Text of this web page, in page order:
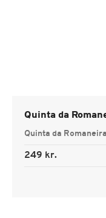
Quinta da
Quinta da Romaneira
249 kr.